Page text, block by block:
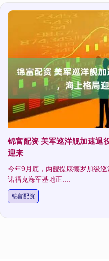
锦富配资 美军巡洋舰加速退
迎来
今年9月底，两艘提康德罗加级巡
诺福克海军基地正....
锦富配资